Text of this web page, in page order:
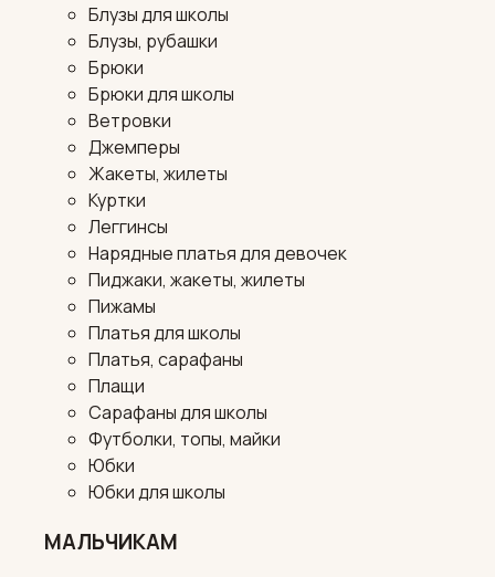
Блузы для школы
Блузы, рубашки
Брюки
Брюки для школы
Ветровки
Джемперы
Жакеты, жилеты
Куртки
Леггинсы
Нарядные платья для девочек
Пиджаки, жакеты, жилеты
Пижамы
Платья для школы
Платья, сарафаны
Плащи
Сарафаны для школы
Футболки, топы, майки
Юбки
Юбки для школы
МАЛЬЧИКАМ